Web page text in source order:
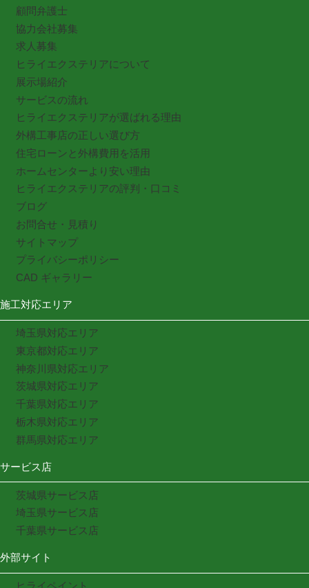
顧問弁護士
協力会社募集
求人募集
ヒライエクステリアについて
展示場紹介
サービスの流れ
ヒライエクステリアが選ばれる理由
外構工事店の正しい選び方
住宅ローンと外構費用を活用
ホームセンターより安い理由
ヒライエクステリアの評判・口コミ
ブログ
お問合せ・見積り
サイトマップ
プライバシーポリシー
CAD ギャラリー
施工対応エリア
埼玉県対応エリア
東京都対応エリア
神奈川県対応エリア
茨城県対応エリア
千葉県対応エリア
栃木県対応エリア
群馬県対応エリア
サービス店
茨城県サービス店
埼玉県サービス店
千葉県サービス店
外部サイト
ヒライペイント